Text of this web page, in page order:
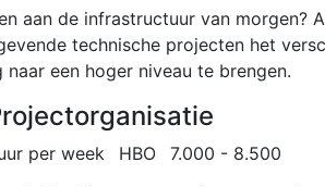
aan de infrastructuur van morgen?
technische projecten het
naar een hoger niveau te brengen.
per week HBO
7.000 - 8.500